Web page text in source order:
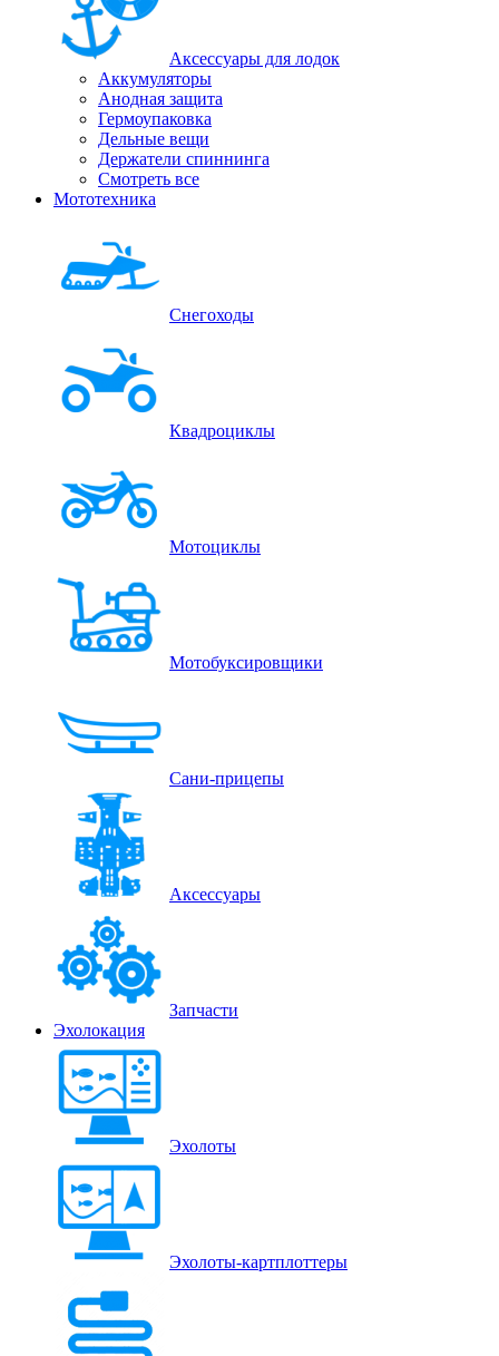
Аксессуары для лодок
Аккумуляторы
Анодная защита
Гермоупаковка
Дельные вещи
Держатели спиннинга
Смотреть все
Мототехника
Снегоходы
Квадроциклы
Мотоциклы
Мотобуксировщики
Сани-прицепы
Аксессуары
Запчасти
Эхолокация
Эхолоты
Эхолоты-картплоттеры